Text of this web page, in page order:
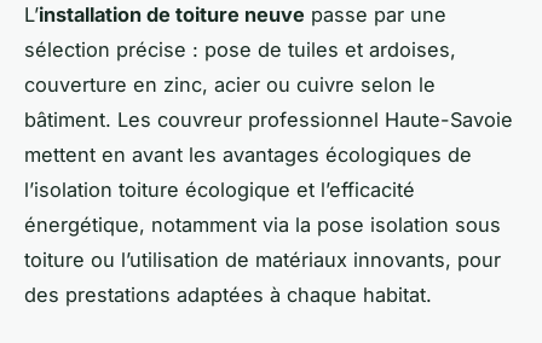
L’installation de toiture neuve passe par une
sélection précise : pose de tuiles et ardoises,
couverture en zinc, acier ou cuivre selon le
bâtiment. Les couvreur professionnel Haute-Savoie
mettent en avant les avantages écologiques de
l’isolation toiture écologique et l’efficacité
énergétique, notamment via la pose isolation sous
toiture ou l’utilisation de matériaux innovants, pour
des prestations adaptées à chaque habitat.